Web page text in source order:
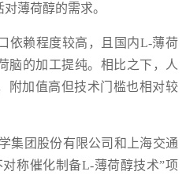
薄荷醇的需求。
依赖程度较高，且国内L-薄荷
脑的加工提纯。相比之下，人
附加值高但技术门槛也相对较
集团股份有限公司和上海交通
称催化制备L-薄荷醇技术”项